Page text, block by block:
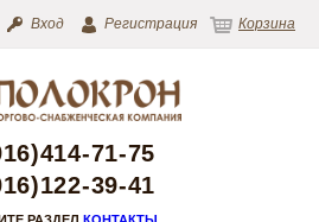
Вход Регистрация Корзина
71-75
39-41